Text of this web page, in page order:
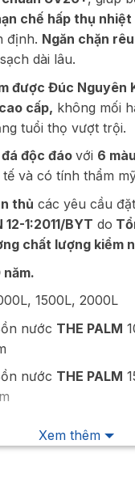
chế hấp thụ nhiệt
định. Ngăn chặn
dài lâu.
được Đúc Nguyên
cấp, không mối
tuổi thọ vượt trội.
độc đáo với 6
và có tính thẩm
thủ các yêu cầu
12-1:2011/BYT do
chất lượng kiểm
năm.
1500L, 2000L
nước THE PALM
nước THE PALM
Xem thêm